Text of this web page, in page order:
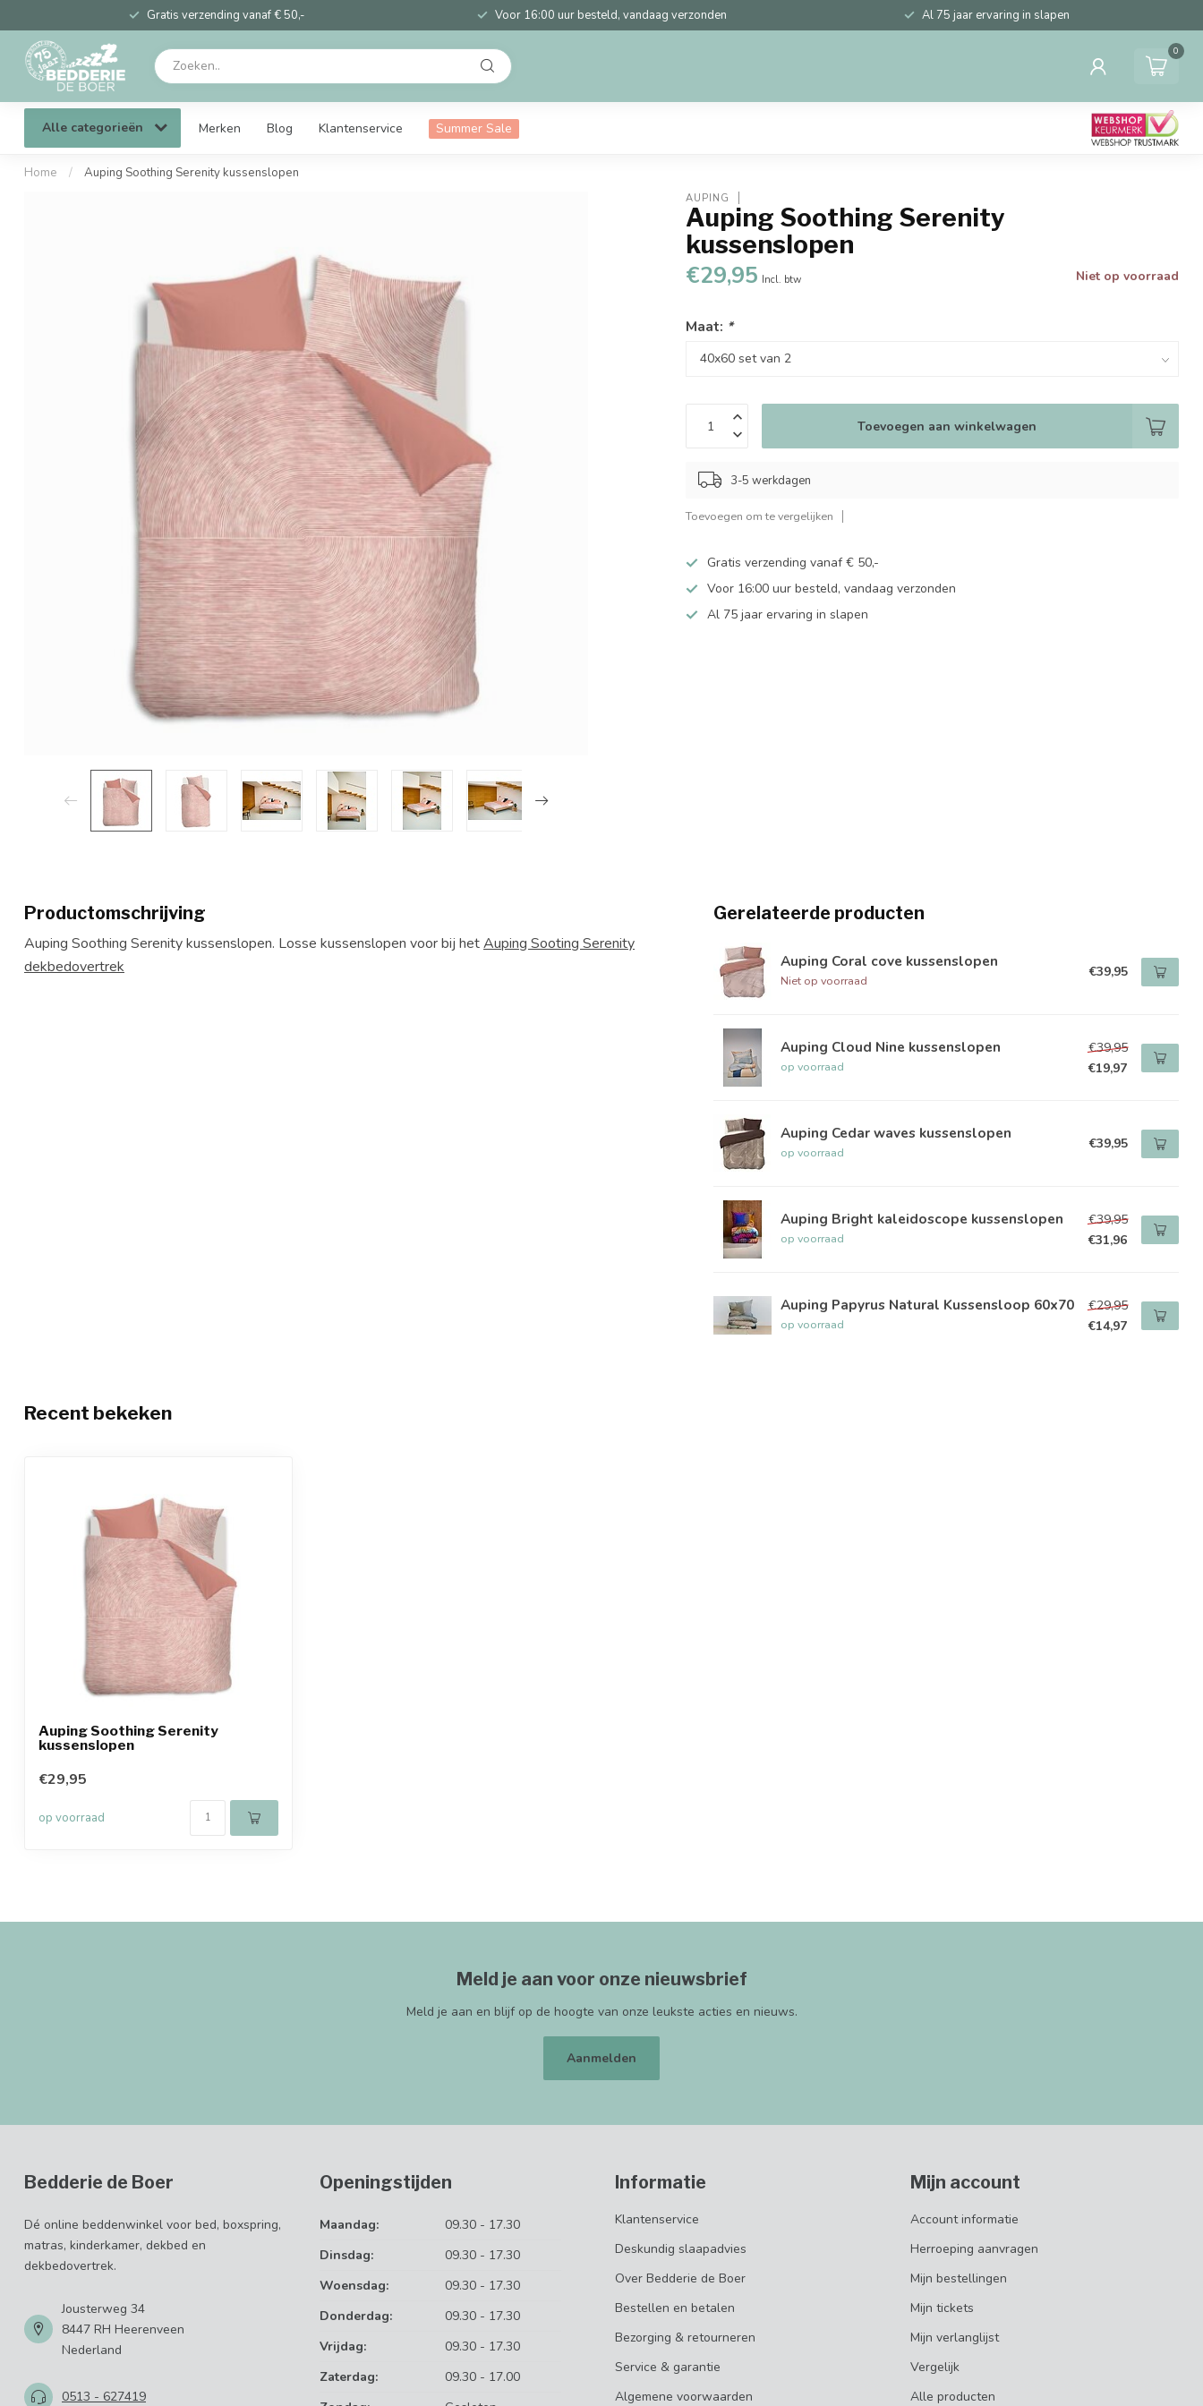
Gratis verzending vanaf € 50,- Voor 16:00 uur besteld, vandaag verzonden Al 75 jaar ervaring in slapen
0
Alle categorieën Merken Blog Klantenservice Summer Sale
Home / Auping Soothing Serenity kussenslopen
AUPING
Auping Soothing Serenity
kussenslopen
€29,95 Incl. btw Niet op voorraad
Maat: *
Toevoegen aan winkelwagen
3-5 werkdagen
Toevoegen om te vergelijken
Gratis verzending vanaf € 50,-
Voor 16:00 uur besteld, vandaag verzonden
Al 75 jaar ervaring in slapen
Productomschrijving
Auping Soothing Serenity kussenslopen. Losse kussenslopen voor bij hetAuping Sooting Serenity
dekbedovertrek
Gerelateerde producten
Auping Coral cove kussenslopen
Niet op voorraad €39,95
Auping Cloud Nine kussenslopen
op voorraad
€39,95
€19,97
Auping Cedar waves kussenslopen
op voorraad €39,95
Auping Bright kaleidoscope kussenslopen
op voorraad
€39,95
€31,96
Auping Papyrus Natural Kussensloop 60x70
op voorraad
€29,95
€14,97
Recent bekeken
Auping Soothing Serenity
kussenslopen
€29,95
op voorraad
Meld je aan voor onze nieuwsbrief
Meld je aan en blijf op de hoogte van onze leukste acties en nieuws.
Aanmelden
Bedderie de Boer
Dé online beddenwinkel voor bed, boxspring,
matras, kinderkamer, dekbed en
dekbedovertrek.
Jousterweg 34
8447 RH Heerenveen
Nederland
0513 - 627419
Openingstijden
Maandag:
09.30 - 17.30
Dinsdag:
09.30 - 17.30
Woensdag:
09.30 - 17.30
Donderdag:
09.30 - 17.30
Vrijdag:
09.30 - 17.30
Zaterdag:
09.30 - 17.00
Informatie
Klantenservice
Deskundig slaapadvies
Over Bedderie de Boer
Bestellen en betalen
Bezorging & retourneren
Service & garantie
Algemene voorwaarden
Mijn account
Account informatie
Herroeping aanvragen
Mijn bestellingen
Mijn tickets
Mijn verlanglijst
Vergelijk
Alle producten